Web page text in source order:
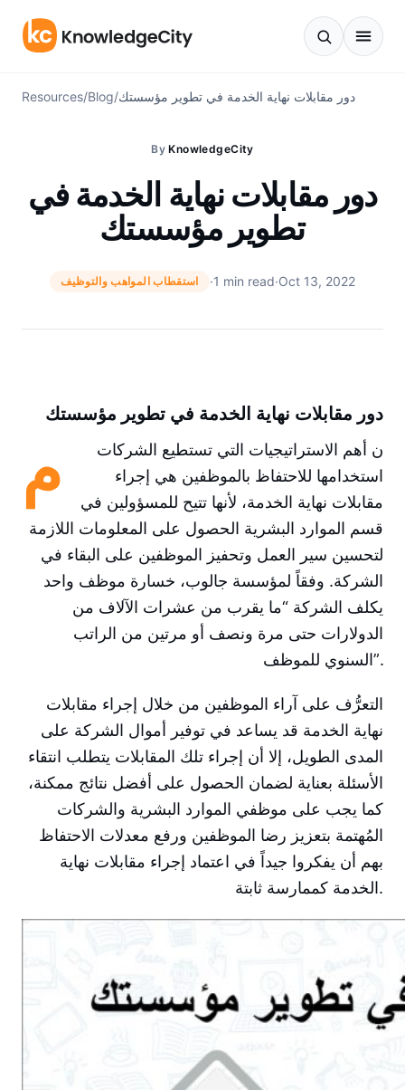
Resources/Blog/دور مقابلات نهاية الخدمة في تطوير مؤسستك
ByKnowledgeCity
دور مقابلات نهاية الخدمة في
تطوير مؤسستك
استقطاب المواهب والتوظيف ·1 min read·Oct 13, 2022
دور مقابلات نهاية الخدمة في تطوير مؤسستك
م
ن أهم الاستراتيجيات التي تستطيع الشركات
استخدامها للاحتفاظ بالموظفين هي إجراء
مقابلات نهاية الخدمة، لأنها تتيح للمسؤولين في
قسم الموارد البشرية الحصول على المعلومات اللازمة
لتحسين سير العمل وتحفيز الموظفين على البقاء في
الشركة. وفقاً لمؤسسة جالوب، خسارة موظف واحد
يكلف الشركة “ما يقرب من عشرات الآلاف من
الدولارات حتى مرة ونصف أو مرتين من الراتب
السنوي للموظف”.
التعرُّف على آراء الموظفين من خلال إجراء مقابلات
نهاية الخدمة قد يساعد في توفير أموال الشركة على
المدى الطويل، إلا أن إجراء تلك المقابلات يتطلب انتقاء
الأسئلة بعناية لضمان الحصول على أفضل نتائج ممكنة،
كما يجب على موظفي الموارد البشرية والشركات
المُهتمة بتعزيز رضا الموظفين ورفع معدلات الاحتفاظ
بهم أن يفكروا جيداً في اعتماد إجراء مقابلات نهاية
الخدمة كممارسة ثابتة.